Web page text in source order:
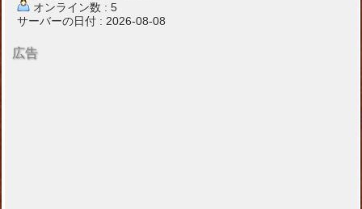
オンライン数 : 5
サーバーの日付 : 2026-08-08
広告